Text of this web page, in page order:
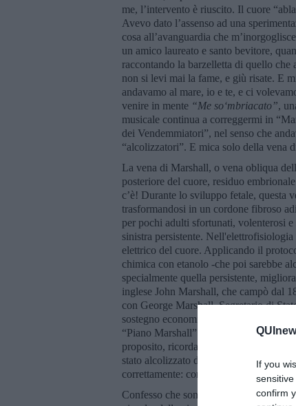
If you
confirm
me, l’intervento è riuscito. Il cuore
Avevo dato l’assenso ad una
cosa all’avanguardia che
un amico laureato e santo bevitore,
raccontando la barzelletta di quello
non si levi mai la fame, e giù risate. E
andavamo al mare, io e te, e ci
venire in mente “Me so‘mbriacato”,
musicale continua a correggermi in
dei Vendemmiatori”, nel senso che
“alcolizzatori”. E mica solo della vena
La vena di Marshall, o vena obliqua
posteriore del cuore, residuo
c’è! Durante lo sviluppo fetale, questa
trasformandosi in un cordone fibroso
per pochi adulti sfortunati, volenterosi
sinistra persistente.
elettrico del cuore. Applicando il
chimica con etanolo -che poi sarebbe
specialmente quella persistente,
inglese John Marshall, che campò dal
con George Marshall, Segretario di
sostegno economico degli USA
“Piano Marshall”. Il piano divenne
proposito, ricorda molto la politica
stato alcolizzato dal tempo e conviene
correttamente: converrebbe che noi
Confesso che sono uno strenuo